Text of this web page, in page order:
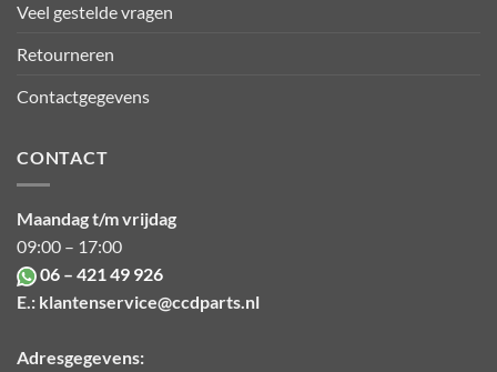
Veel gestelde vragen
Retourneren
Contactgegevens
CONTACT
Maandag t/m vrijdag
09:00 – 17:00
06 – 421 49 926
E.: klantenservice@ccdparts.nl
Adresgegevens: